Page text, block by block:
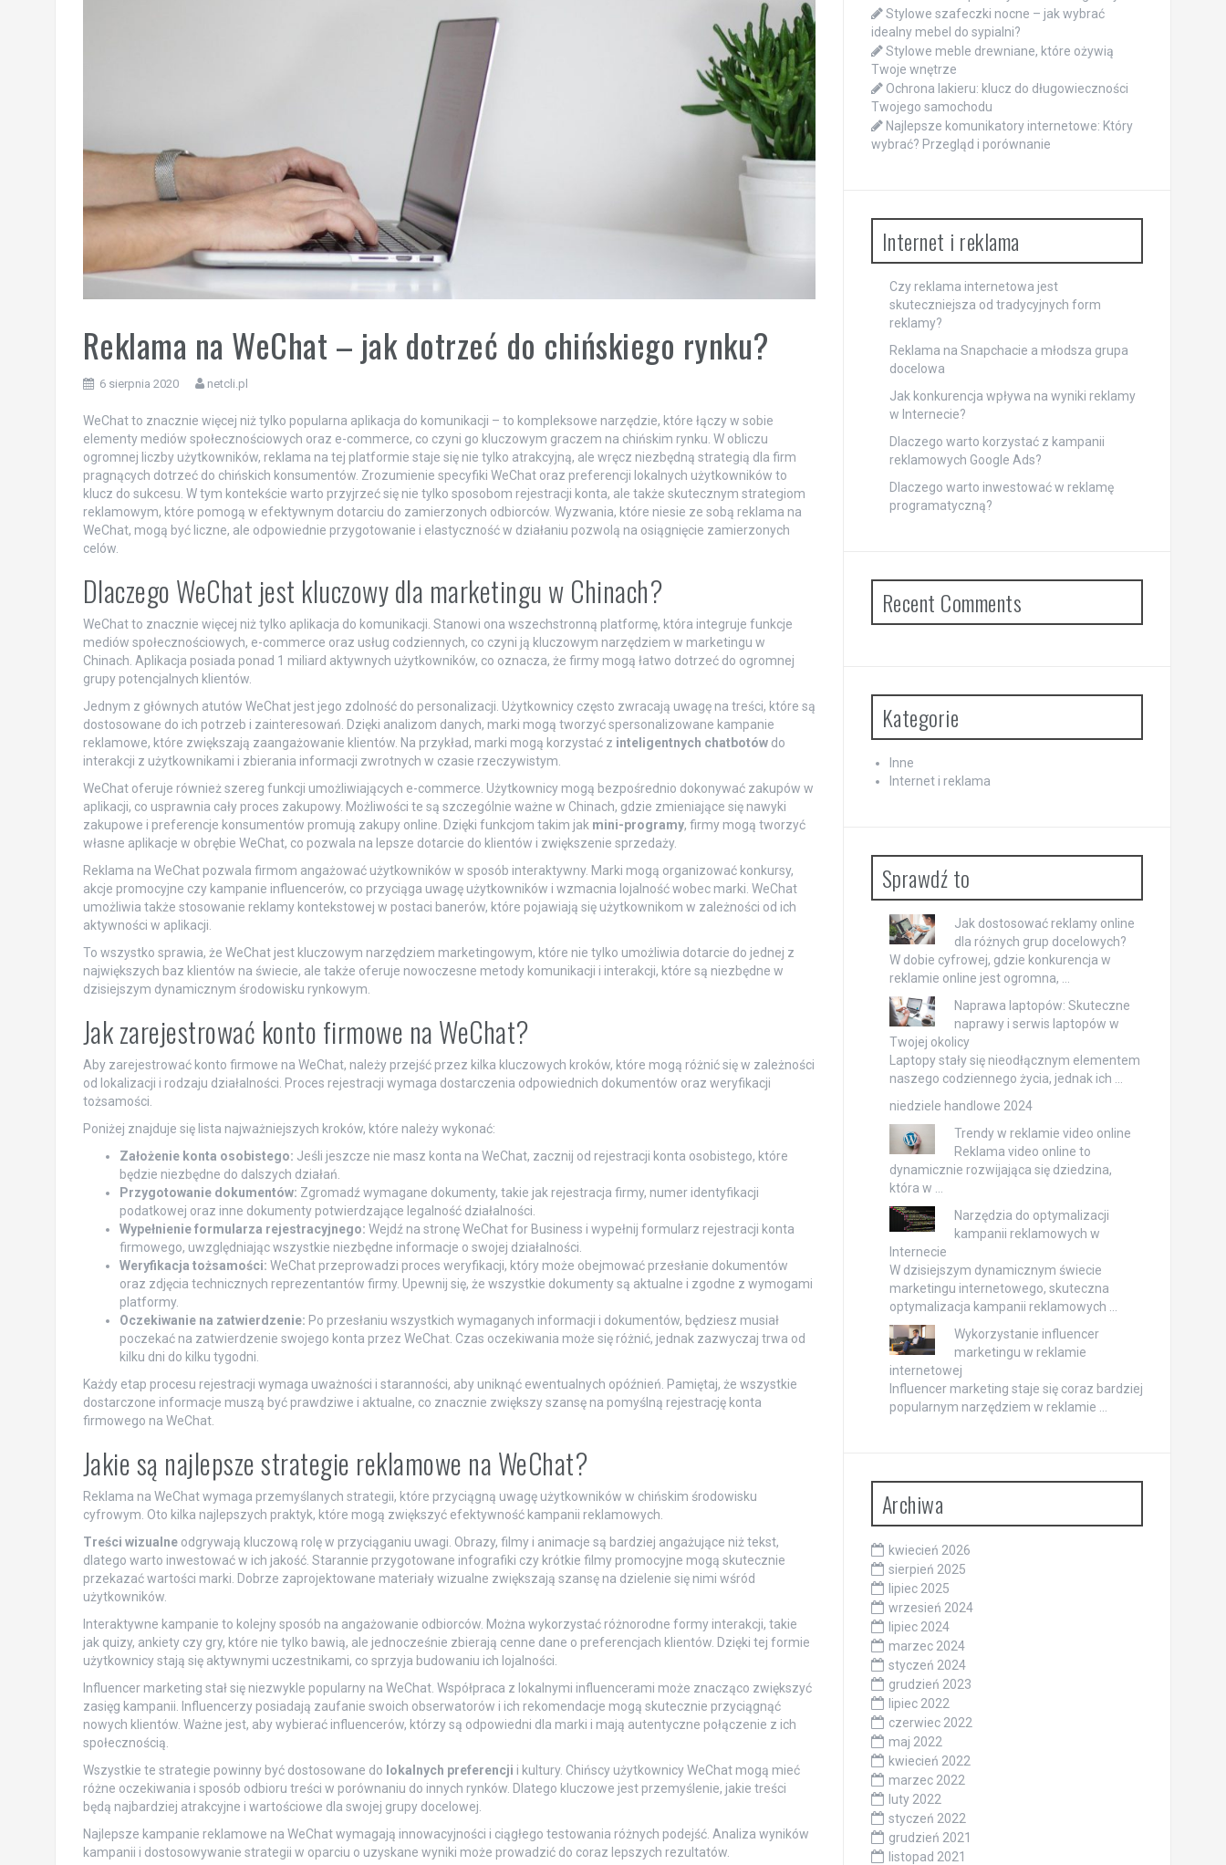
Reklama na WeChat – jak dotrzeć do chińskiego rynku?
6 sierpnia 2020 netcli.pl
WeChat to znacznie więcej niż tylko popularna aplikacja do komunikacji – to kompleksowe narzędzie, które łączy w sobie
elementy mediów społecznościowych oraz e-commerce, co czyni go kluczowym graczem na chińskim rynku. W obliczu
ogromnej liczby użytkowników, reklama na tej platformie staje się nie tylko atrakcyjną, ale wręcz niezbędną strategią dla firm
pragnących dotrzeć do chińskich konsumentów. Zrozumienie specyfiki WeChat oraz preferencji lokalnych użytkowników to
klucz do sukcesu. W tym kontekście warto przyjrzeć się nie tylko sposobom rejestracji konta, ale także skutecznym strategiom
reklamowym, które pomogą w efektywnym dotarciu do zamierzonych odbiorców. Wyzwania, które niesie ze sobą reklama na
WeChat, mogą być liczne, ale odpowiednie przygotowanie i elastyczność w działaniu pozwolą na osiągnięcie zamierzonych
celów.
Dlaczego WeChat jest kluczowy dla marketingu w Chinach?
WeChat to znacznie więcej niż tylko aplikacja do komunikacji. Stanowi ona wszechstronną platformę, która integruje funkcje
mediów społecznościowych, e-commerce oraz usług codziennych, co czyni ją kluczowym narzędziem w marketingu w
Chinach. Aplikacja posiada ponad 1 miliard aktywnych użytkowników, co oznacza, że firmy mogą łatwo dotrzeć do ogromnej
grupy potencjalnych klientów.
Jednym z głównych atutów WeChat jest jego zdolność do personalizacji. Użytkownicy często zwracają uwagę na treści, które są
dostosowane do ich potrzeb i zainteresowań. Dzięki analizom danych, marki mogą tworzyć spersonalizowane kampanie
reklamowe, które zwiększają zaangażowanie klientów. Na przykład, marki mogą korzystać z inteligentnych chatbotówdo
interakcji z użytkownikami i zbierania informacji zwrotnych w czasie rzeczywistym.
WeChat oferuje również szereg funkcji umożliwiających e-commerce. Użytkownicy mogą bezpośrednio dokonywać zakupów w
aplikacji, co usprawnia cały proces zakupowy. Możliwości te są szczególnie ważne w Chinach, gdzie zmieniające się nawyki
zakupowe i preferencje konsumentów promują zakupy online. Dzięki funkcjom takim jak mini-programy, firmy mogą tworzyć
własne aplikacje w obrębie WeChat, co pozwala na lepsze dotarcie do klientów i zwiększenie sprzedaży.
Reklama na WeChat pozwala firmom angażować użytkowników w sposób interaktywny. Marki mogą organizować konkursy,
akcje promocyjne czy kampanie influencerów, co przyciąga uwagę użytkowników i wzmacnia lojalność wobec marki. WeChat
umożliwia także stosowanie reklamy kontekstowej w postaci banerów, które pojawiają się użytkownikom w zależności od ich
aktywności w aplikacji.
To wszystko sprawia, że WeChat jest kluczowym narzędziem marketingowym, które nie tylko umożliwia dotarcie do jednej z
największych baz klientów na świecie, ale także oferuje nowoczesne metody komunikacji i interakcji, które są niezbędne w
dzisiejszym dynamicznym środowisku rynkowym.
Jak zarejestrować konto firmowe na WeChat?
Aby zarejestrować konto firmowe na WeChat, należy przejść przez kilka kluczowych kroków, które mogą różnić się w zależności
od lokalizacji i rodzaju działalności. Proces rejestracji wymaga dostarczenia odpowiednich dokumentów oraz weryfikacji
tożsamości.
Poniżej znajduje się lista najważniejszych kroków, które należy wykonać:
Założenie konta osobistego: Jeśli jeszcze nie masz konta na WeChat, zacznij od rejestracji konta osobistego, które
będzie niezbędne do dalszych działań.
Przygotowanie dokumentów: Zgromadź wymagane dokumenty, takie jak rejestracja firmy, numer identyfikacji
podatkowej oraz inne dokumenty potwierdzające legalność działalności.
Wypełnienie formularza rejestracyjnego: Wejdź na stronę WeChat for Business i wypełnij formularz rejestracji konta
firmowego, uwzględniając wszystkie niezbędne informacje o swojej działalności.
Weryfikacja tożsamości: WeChat przeprowadzi proces weryfikacji, który może obejmować przesłanie dokumentów
oraz zdjęcia technicznych reprezentantów firmy. Upewnij się, że wszystkie dokumenty są aktualne i zgodne z wymogami
platformy.
Oczekiwanie na zatwierdzenie: Po przesłaniu wszystkich wymaganych informacji i dokumentów, będziesz musiał
poczekać na zatwierdzenie swojego konta przez WeChat. Czas oczekiwania może się różnić, jednak zazwyczaj trwa od
kilku dni do kilku tygodni.
Każdy etap procesu rejestracji wymaga uważności i staranności, aby uniknąć ewentualnych opóźnień. Pamiętaj, że wszystkie
dostarczone informacje muszą być prawdziwe i aktualne, co znacznie zwiększy szansę na pomyślną rejestrację konta
firmowego na WeChat.
Jakie są najlepsze strategie reklamowe na WeChat?
Reklama na WeChat wymaga przemyślanych strategii, które przyciągną uwagę użytkowników w chińskim środowisku
cyfrowym. Oto kilka najlepszych praktyk, które mogą zwiększyć efektywność kampanii reklamowych.
Treści wizualneodgrywają kluczową rolę w przyciąganiu uwagi. Obrazy, filmy i animacje są bardziej angażujące niż tekst,
dlatego warto inwestować w ich jakość. Starannie przygotowane infografiki czy krótkie filmy promocyjne mogą skutecznie
przekazać wartości marki. Dobrze zaprojektowane materiały wizualne zwiększają szansę na dzielenie się nimi wśród
użytkowników.
Interaktywne kampanie to kolejny sposób na angażowanie odbiorców. Można wykorzystać różnorodne formy interakcji, takie
jak quizy, ankiety czy gry, które nie tylko bawią, ale jednocześnie zbierają cenne dane o preferencjach klientów. Dzięki tej formie
użytkownicy stają się aktywnymi uczestnikami, co sprzyja budowaniu ich lojalności.
Influencer marketing stał się niezwykle popularny na WeChat. Współpraca z lokalnymi influencerami może znacząco zwiększyć
zasięg kampanii. Influencerzy posiadają zaufanie swoich obserwatorów i ich rekomendacje mogą skutecznie przyciągnąć
nowych klientów. Ważne jest, aby wybierać influencerów, którzy są odpowiedni dla marki i mają autentyczne połączenie z ich
społecznością.
Wszystkie te strategie powinny być dostosowane do lokalnych preferencji i kultury. Chińscy użytkownicy WeChat mogą mieć
różne oczekiwania i sposób odbioru treści w porównaniu do innych rynków. Dlatego kluczowe jest przemyślenie, jakie treści
będą najbardziej atrakcyjne i wartościowe dla swojej grupy docelowej.
Najlepsze kampanie reklamowe na WeChat wymagają innowacyjności i ciągłego testowania różnych podejść. Analiza wyników
kampanii i dostosowywanie strategii w oparciu o uzyskane wyniki może prowadzić do coraz lepszych rezultatów.
Stylowe szafeczki nocne – jak wybrać
idealny mebel do sypialni?
Stylowe meble drewniane, które ożywią
Twoje wnętrze
Ochrona lakieru: klucz do długowieczności
Twojego samochodu
Najlepsze komunikatory internetowe: Który
wybrać? Przegląd i porównanie
Internet i reklama
Czy reklama internetowa jest
skuteczniejsza od tradycyjnych form
reklamy?
Reklama na Snapchacie a młodsza grupa
docelowa
Jak konkurencja wpływa na wyniki reklamy
w Internecie?
Dlaczego warto korzystać z kampanii
reklamowych Google Ads?
Dlaczego warto inwestować w reklamę
programatyczną?
Recent Comments
Kategorie
Inne
Internet i reklama
Sprawdź to
Jak dostosować reklamy online
dla różnych grup docelowych?
W dobie cyfrowej, gdzie konkurencja w
reklamie online jest ogromna, …
Naprawa laptopów: Skuteczne
naprawy i serwis laptopów w
Twojej okolicy
Laptopy stały się nieodłącznym elementem
naszego codziennego życia, jednak ich …
niedziele handlowe 2024
Trendy w reklamie video online
Reklama video online to
dynamicznie rozwijająca się dziedzina,
która w …
Narzędzia do optymalizacji
kampanii reklamowych w
Internecie
W dzisiejszym dynamicznym świecie
marketingu internetowego, skuteczna
optymalizacja kampanii reklamowych …
Wykorzystanie influencer
marketingu w reklamie
internetowej
Influencer marketing staje się coraz bardziej
popularnym narzędziem w reklamie …
Archiwa
kwiecień 2026
sierpień 2025
lipiec 2025
wrzesień 2024
lipiec 2024
marzec 2024
styczeń 2024
grudzień 2023
lipiec 2022
czerwiec 2022
maj 2022
kwiecień 2022
marzec 2022
luty 2022
styczeń 2022
grudzień 2021
listopad 2021